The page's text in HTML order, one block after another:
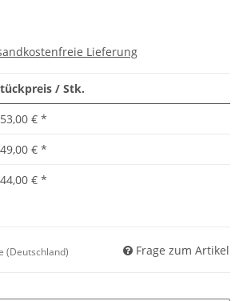
Lieferung
/ Stk.
€ *
€ *
€ *
(Deutschland) Frage zum Artikel